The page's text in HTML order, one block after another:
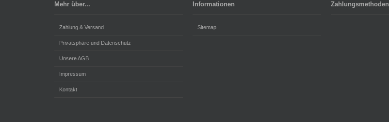
Mehr über...
Zahlung & Versand
Privatsphäre und Datenschutz
Unsere AGB
Impressum
Kontakt
Informationen
Sitemap
Zahlungsmethoden